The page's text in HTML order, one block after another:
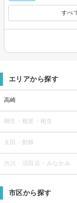
すべ
エリアから探す
高崎
桐生・相老・相生
太田・館林
渋川・沼田店・みなかみ
市区から探す